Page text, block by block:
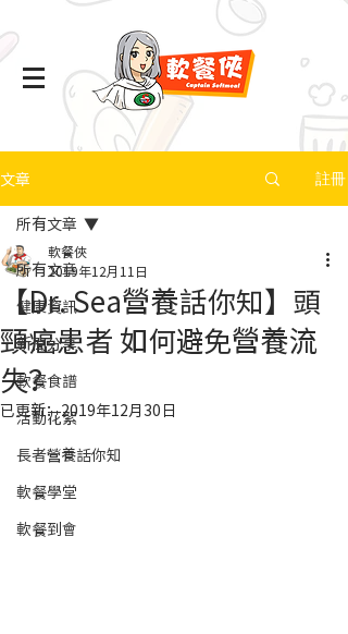
文章 註冊
所有文章
健康資訊
新聞分享
軟餐食譜
活動花絮
長者營養話你知
軟餐學堂
軟餐到會
所有文章
【Dr. Sea營養話你知】頭
頸癌患者 如何避免營養流
失？
軟餐俠
2019年12月11日
已更新：2019年12月30日